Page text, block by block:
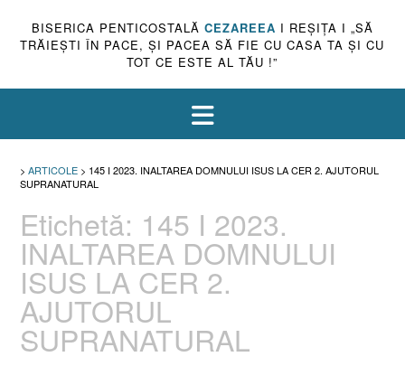
BISERICA PENTICOSTALĂ CEZAREEA I REŞIŢA I „SĂ
TRĂIEŞTI ÎN PACE, ŞI PACEA SĂ FIE CU CASA TA ŞI CU
TOT CE ESTE AL TĂU !”
> ARTICOLE > 145 I 2023. INALTAREA DOMNULUI ISUS LA CER 2. AJUTORUL
SUPRANATURAL
Etichetă: 145 I 2023.
INALTAREA DOMNULUI
ISUS LA CER 2.
AJUTORUL
SUPRANATURAL